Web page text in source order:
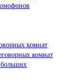
комнат
комнат